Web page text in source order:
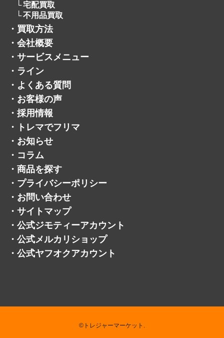
宅配買取
不用品買取
・ 買取方法
・ 会社概要
・ サービスメニュー
・ ライン
・ よくある質問
・ お客様の声
・ 採用情報
・
トレマでフリマ
・ お知らせ
・ コラム
・ 商品を探す
・ プライバシーポリシー
・ お問い合わせ
・ サイトマップ
・ 公式ジモティーアカウント
・ 公式メルカリショップ
・ 公式ヤフオクアカウント
©トレジャーマーケット.